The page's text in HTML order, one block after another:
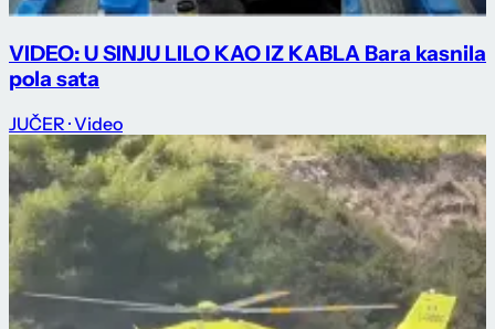
VIDEO: U SINJU LILO KAO IZ KABLA Bara kasnila
pola sata
JUČER · Video